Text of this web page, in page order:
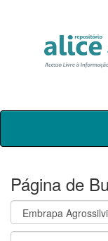
Skip
Página de